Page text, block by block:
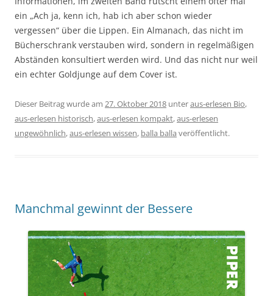
ein „Ach ja, kenn ich, hab ich aber schon wieder
vergessen“ über die Lippen. Ein Almanach, das nicht im
Bücherschrank verstauben wird, sondern in regelmäßigen
Abständen konsultiert werden wird. Und das nicht nur weil
ein echter Goldjunge auf dem Cover ist.
Dieser Beitrag wurde am 27. Oktober 2018 unteraus-erlesen Bio,
aus-erlesen historisch,aus-erlesen kompakt,aus-erlesen
ungewöhnlich,aus-erlesen wissen, balla balla veröffentlicht.
Manchmal gewinnt der Bessere